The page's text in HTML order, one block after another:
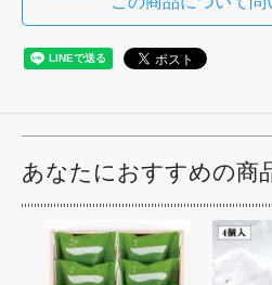
あなたにおすすめの商